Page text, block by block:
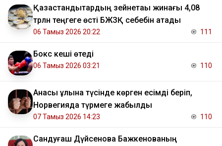
Қазақстандықтардың зейнетақы жинағы 4,08
трлн теңгеге өсті БЖЗҚ себебін атады
06 Тамыз 2026 20:22 111
Бокс кеші өтеді
06 Тамыз 2026 03:21 110
Анасы ұлына түсінде көрген есімді беріп,
Норвегияда түрмеге жабылды
07 Тамыз 2026 14:23 110
Сандуғаш Дүйсенова Бажкенованың